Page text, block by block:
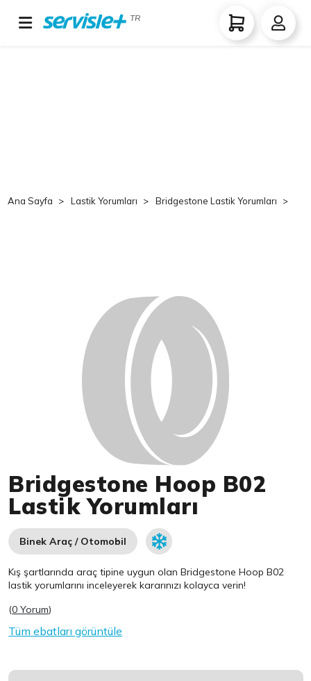
TR
Ana Sayfa Lastik Yorumları Bridgestone Lastik Yorumları
Bridgestone Hoop B02
Lastik Yorumları
Binek Araç / Otomobil
Kış şartlarında araç tipine uygun olanBridgestone Hoop B02
lastik yorumlarını inceleyerek kararınızı kolayca verin!
(0 Yorum)
Tüm ebatları görüntüle